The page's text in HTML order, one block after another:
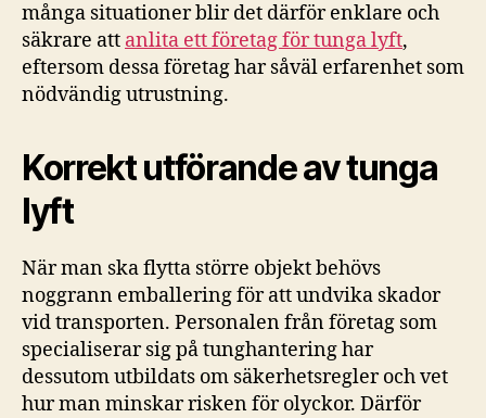
många situationer blir det därför enklare och
säkrare att anlita ett företag för tunga lyft,
eftersom dessa företag har såväl erfarenhet som
nödvändig utrustning.
Korrekt utförande av tunga
lyft
När man ska flytta större objekt behövs
noggrann emballering för att undvika skador
vid transporten. Personalen från företag som
specialiserar sig på tunghantering har
dessutom utbildats om säkerhetsregler och vet
hur man minskar risken för olyckor. Därför